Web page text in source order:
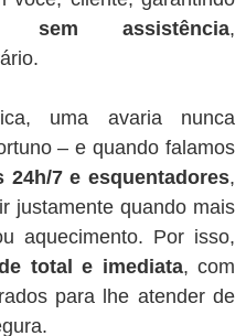
sem assistência,
uma avaria nunca
– e quando falamos
24h/7 e esquentadores,
justamente quando mais
aquecimento. Por isso,
total e imediata, com
para lhe atender de